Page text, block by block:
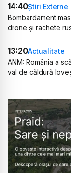
14:40Știri Externe
Bombardament
drone și rachete
13:20Actualitate
ANM: România a
val de căldură